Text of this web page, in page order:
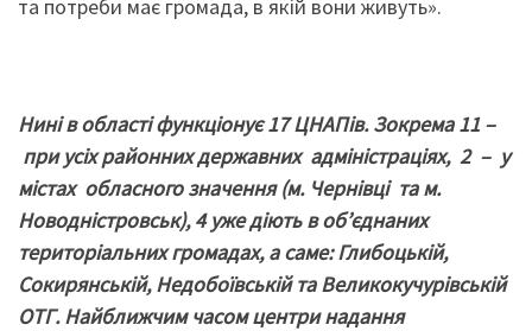
та потреби має громада, в якій вони живуть».
Нині в області функціонує 17 ЦНАПів. Зокрема 11 –
при усіх районних державних адміністраціях, 2 – у
містах обласного значення (м. Чернівці та м.
Новодністровськ), 4 уже діють в об’єднаних
територіальних громадах, а саме: Глибоцькій,
Сокирянській, Недобоївській та Великокучурівській
ОТГ. Найближчим часом центри надання